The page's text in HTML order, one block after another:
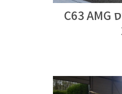
נחשפה מרצדס C63 AMG